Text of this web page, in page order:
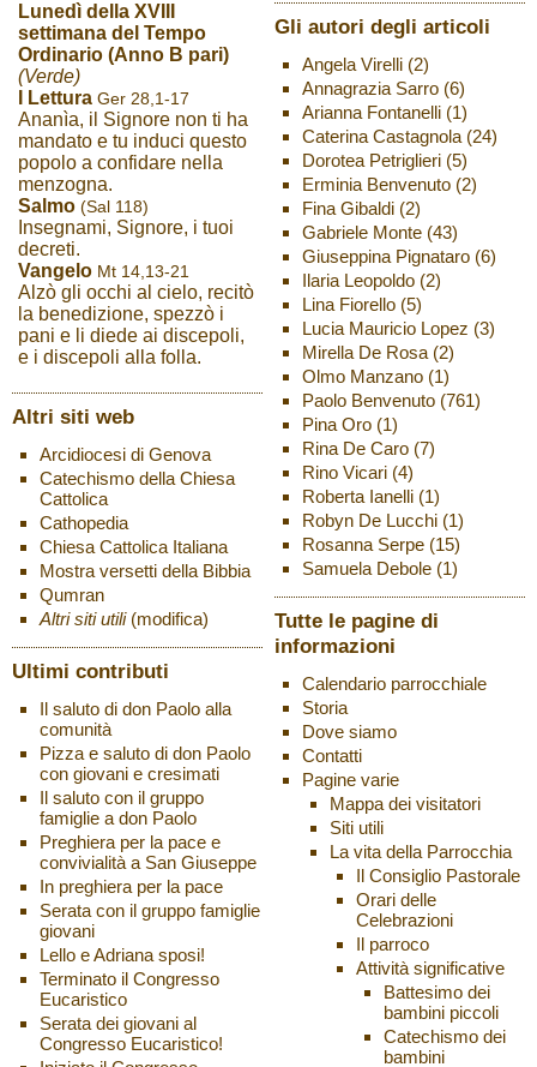
Lunedì della XVIII
settimana del Tempo
Ordinario (Anno B pari)
(Verde)
I Lettura Ger 28,1-17
Ananìa, il Signore non ti ha
mandato e tu induci questo
popolo a confidare nella
menzogna.
Salmo (Sal 118)
Insegnami, Signore, i tuoi
decreti.
Vangelo Mt 14,13-21
Alzò gli occhi al cielo, recitò
la benedizione, spezzò i
pani e li diede ai discepoli,
e i discepoli alla folla.
Altri siti web
Arcidiocesi di Genova
Catechismo della Chiesa
Cattolica
Cathopedia
Chiesa Cattolica Italiana
Mostra versetti della Bibbia
Qumran
Altri siti utili (modifica)
Ultimi contributi
Il saluto di don Paolo alla
comunità
Pizza e saluto di don Paolo
con giovani e cresimati
Il saluto con il gruppo
famiglie a don Paolo
Preghiera per la pace e
convivialità a San Giuseppe
In preghiera per la pace
Serata con il gruppo famiglie
giovani
Lello e Adriana sposi!
Terminato il Congresso
Eucaristico
Serata dei giovani al
Congresso Eucaristico!
Gli autori degli articoli
Angela Virelli(2)
Annagrazia Sarro(6)
Arianna Fontanelli(1)
Caterina Castagnola(24)
Dorotea Petriglieri(5)
Erminia Benvenuto(2)
Fina Gibaldi(2)
Gabriele Monte(43)
Giuseppina Pignataro(6)
Ilaria Leopoldo(2)
Lina Fiorello(5)
Lucia Mauricio Lopez (3)
Mirella De Rosa(2)
Olmo Manzano(1)
Paolo Benvenuto(761)
Pina Oro(1)
Rina De Caro(7)
Rino Vicari(4)
Roberta Ianelli(1)
Robyn De Lucchi(1)
Rosanna Serpe(15)
Samuela Debole(1)
Tutte le pagine di
informazioni
Calendario parrocchiale
Storia
Dove siamo
Contatti
Pagine varie
Mappa dei visitatori
Siti utili
La vita della Parrocchia
Il Consiglio Pastorale
Orari delle
Celebrazioni
Il parroco
Attività significative
Battesimo dei
bambini piccoli
Catechismo dei
bambini